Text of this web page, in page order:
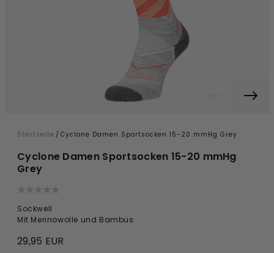
Startseite / Cyclone Damen Sportsocken 15-20 mmHg Grey
Cyclone Damen Sportsocken 15-20 mmHg
Grey
Sockwell
Mit Merinowolle und Bambus
29,95 EUR